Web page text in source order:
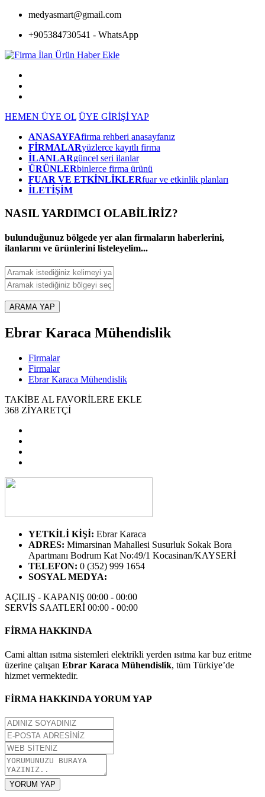
medyasmart@gmail.com
+905384730541 - WhatsApp
HEMEN ÜYE OL ÜYE GİRİŞİ YAP
ANASAYFAfirma rehberi anasayfanız
FİRMALARyüzlerce kayıtlı firma
İLANLARgüncel seri ilanlar
ÜRÜNLERbinlerce firma ürünü
FUAR VE ETKİNLİKLERfuar ve etkinlik planları
İLETİŞİM
NASIL YARDIMCI OLABİLİRİZ?
bulunduğunuz bölgede yer alan firmaların haberlerini,
ilanlarını ve ürünlerini listeleyelim...
ARAMA YAP
Ebrar Karaca Mühendislik
Firmalar
Firmalar
Ebrar Karaca Mühendislik
TAKİBE AL FAVORİLERE EKLE
368 ZİYARETÇİ
YETKİLİ KİŞİ: Ebrar Karaca
ADRES: Mimarsinan Mahallesi Susurluk Sokak Bora
Apartmanı Bodrum Kat No:49/1 Kocasinan/KAYSERİ
TELEFON: 0 (352) 999 1654
SOSYAL MEDYA:
AÇILIŞ - KAPANIŞ 00:00 - 00:00
SERVİS SAATLERİ 00:00 - 00:00
FİRMA HAKKINDA
Cami alttan ısıtma sistemleri elektrikli yerden ısıtma kar buz eritme
üzerine çalışan Ebrar Karaca Mühendislik, tüm Türkiye’de
hizmet vermektedir.
FİRMA HAKKINDA YORUM YAP
YORUM YAP